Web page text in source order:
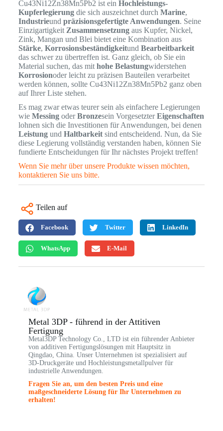
Cu43Ni12Zn38Mn5Pb2 ist ein Hochleistungs-
Kupferlegierungdie sich auszeichnet durch Marine,
Industrieund präzisionsgefertigte Anwendungen. Seine
Einzigartigkeit Zusammensetzungaus Kupfer, Nickel,
Zink, Mangan und Blei bietet eine Kombination aus
Stärke, Korrosionsbeständigkeitund Bearbeitbarkeit
das schwer zu übertreffen ist. Ganz gleich, ob Sie ein
Material suchen, das mit hohe Belastungwiderstehen
Korrosionoder leicht zu präzisen Bauteilen verarbeitet
werden können, sollte Cu43Ni12Zn38Mn5Pb2 ganz oben
auf Ihrer Liste stehen.
Es mag zwar etwas teurer sein als einfachere Legierungen
wie MessingoderBronzesein VorgesetzterEigenschaften
lohnen sich die Investitionen für Anwendungen, bei denen
Leistungund Haltbarkeitsind entscheidend. Nun, da Sie
diese Legierung vollständig verstanden haben, können Sie
fundierte Entscheidungen für Ihr nächstes Projekt treffen!
Wenn Sie mehr über unsere Produkte wissen möchten,
kontaktieren Sie uns bitte.
Teilen auf
Facebook Twitter LinkedIn
WhatsApp E-Mail
Metal 3DP - führend in der Attitiven
Fertigung
Metal3DP Technology Co., LTD ist ein führender Anbieter
von additiven Fertigungslösungen mit Hauptsitz in
Qingdao, China. Unser Unternehmen ist spezialisiert auf
3D-Druckgeräte und Hochleistungsmetallpulver für
industrielle Anwendungen.
Fragen Sie an, um den besten Preis und eine
maßgeschneiderte Lösung für Ihr Unternehmen zu
erhalten!